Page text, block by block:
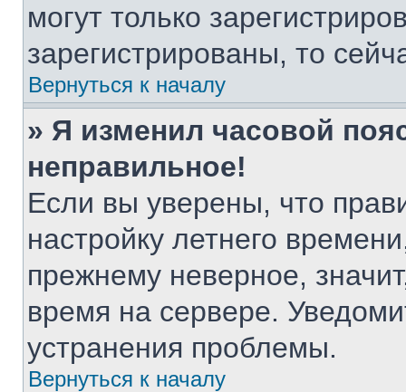
могут только
зарегистрированы, то
Вернуться к началу
» Я изменил часовой
неправильное!
Если вы уверены, что
настройку летнего
прежнему неверное,
время на сервере.
устранения проблемы.
Вернуться к началу